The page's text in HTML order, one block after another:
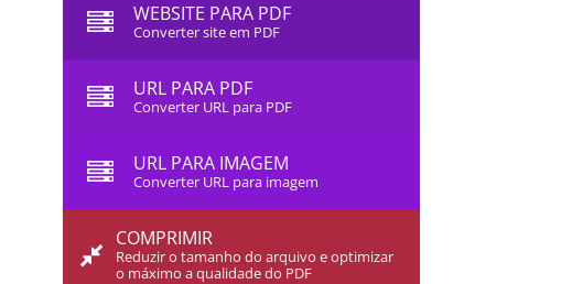
WEBSITE PARA PDF
Converter site em PDF
URL PARA PDF
Converter URL para PDF
URL PARA IMAGEM
Converter URL para imagem
COMPRIMIR
Reduzir o tamanho do arquivo e optimizar
o máximo a qualidade do PDF